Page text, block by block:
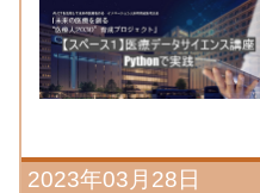
2023年03月28日